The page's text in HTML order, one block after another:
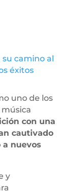
camino al
éxitos
uno de los
con una
cautivado
nuevos
y